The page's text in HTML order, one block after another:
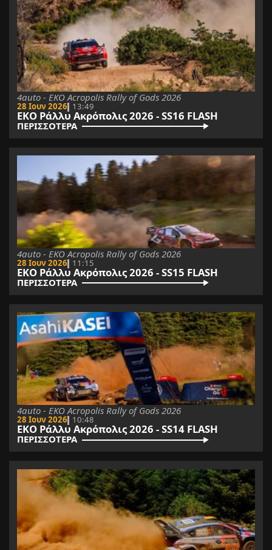
4auto - EKO Acropolis Rally of Gods 2026
28 Ιουν 2026 13:49
ΕΚΟ Ράλλυ Ακρόπολις 2026 - SS16 FLASH
ΠΕΡΙΣΣΟΤΕΡΑ
4auto - EKO Acropolis Rally of Gods 2026
28 Ιουν 2026 11:15
ΕΚΟ Ράλλυ Ακρόπολις 2026 - SS15 FLASH
ΠΕΡΙΣΣΟΤΕΡΑ
4auto - EKO Acropolis Rally of Gods 2026
28 Ιουν 2026 10:48
ΕΚΟ Ράλλυ Ακρόπολις 2026 - SS14 FLASH
ΠΕΡΙΣΣΟΤΕΡΑ